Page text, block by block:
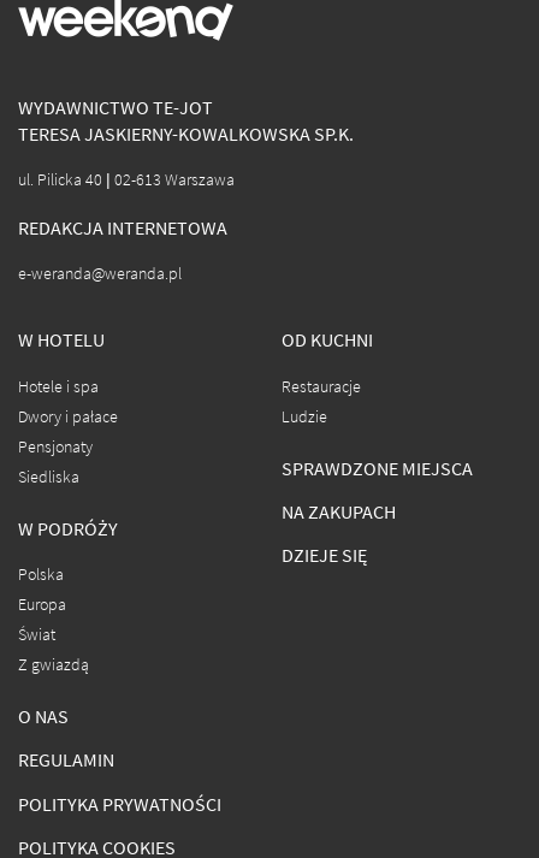
WYDAWNICTWO TE-JOT
TERESA JASKIERNY-KOWALKOWSKA SP.K.
ul. Pilicka 40 | 02-613 Warszawa
REDAKCJA INTERNETOWA
e-weranda@weranda.pl
W HOTELU
Hotele i spa
Dwory i pałace
Pensjonaty
Siedliska
W PODRÓŻY
Polska
Europa
Świat
Z gwiazdą
OD KUCHNI
Restauracje
Ludzie
SPRAWDZONE MIEJSCA
NA ZAKUPACH
DZIEJE SIĘ
O NAS
REGULAMIN
POLITYKA PRYWATNOŚCI
POLITYKA COOKIES